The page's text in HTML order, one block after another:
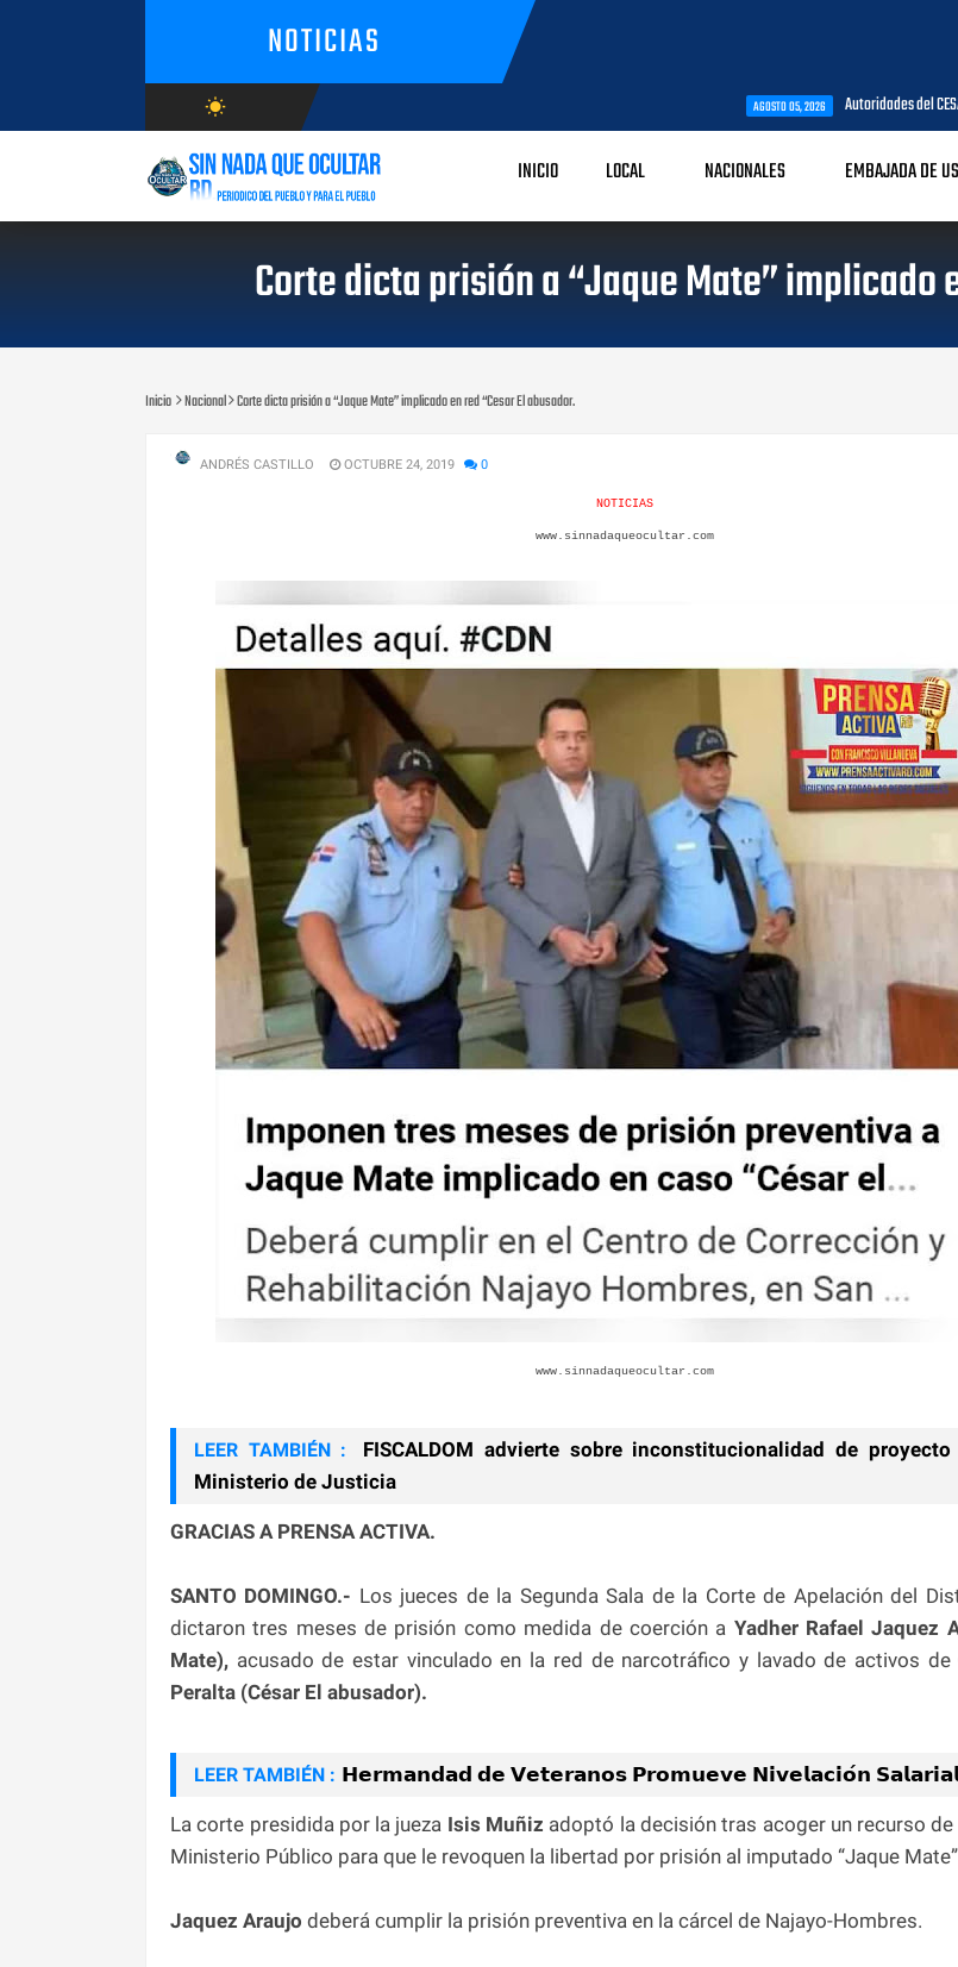
NOTICIAS
wb_sunny
AGOSTO/7/2026
Autoridades del CESAC y
INICIO LOCAL NACIONALES EMBAJADA DE
Corte dicta prisión a “Jaque Mate” implicado
Inicio Nacional Corte dicta prisión a “Jaque Mate” implicado en red “Cesar El abusador.
ANDRÉS CASTILLO OCTUBRE 24, 2019 0
NOTICIAS
www.sinnadaqueocultar.com
www.sinnadaqueocultar.com
LEER TAMBIÉN :
FISCALDOM advierte sobre inconstitucionalidad de
Ministerio de Justicia
GRACIAS A PRENSA ACTIVA.
SANTO DOMINGO.- Los jueces de la Segunda Sala de la Corte de Apelación del
dictaron tres meses de prisión como medida de coerción a Yadher Rafael Jaquez
Mate), acusado de estar vinculado en la red de narcotráfico y lavado de activos de
Peralta (César El abusador).
LEER TAMBIÉN : 𝗛𝗲𝗿𝗺𝗮𝗻𝗱𝗮𝗱 𝗱𝗲 𝗩𝗲𝘁𝗲𝗿𝗮𝗻𝗼𝘀 𝗣𝗿𝗼𝗺𝘂𝗲𝘃𝗲 𝗡𝗶𝘃𝗲𝗹𝗮𝗰𝗶𝗼́𝗻
La corte presidida por la jueza Isis Muñiz adoptó la decisión tras acoger un recurso
Ministerio Público para que le revoquen la libertad por prisión al imputado “Jaque
Jaquez Araujo deberá cumplir la prisión preventiva en la cárcel de Najayo-Hombres.